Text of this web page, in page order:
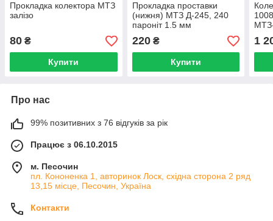
Прокладка колектора МТЗ
залізо
80 ₴
Купити
Прокладка проставки
(нижня) МТЗ Д-245, 240
пароніт 1.5 мм
220₴
Купити
1
Про нас
99% позитивних з 76 відгуків за рік
Працює з 06.10.2015
м. Песочин
пл. Кононенка 1, авторинок Лоск, східна сторона 2 ряд
13,15 місце, Песочин, Україна
Контакти